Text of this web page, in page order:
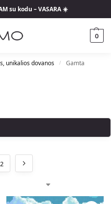
su kodu – VASARA ☀️
0
unikalios dovanos / Gamta
2